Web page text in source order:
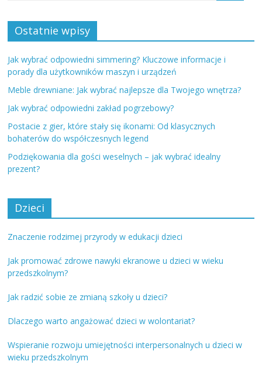
Ostatnie wpisy
Jak wybrać odpowiedni simmering? Kluczowe informacje i
porady dla użytkowników maszyn i urządzeń
Meble drewniane: Jak wybrać najlepsze dla Twojego wnętrza?
Jak wybrać odpowiedni zakład pogrzebowy?
Postacie z gier, które stały się ikonami: Od klasycznych
bohaterów do współczesnych legend
Podziękowania dla gości weselnych – jak wybrać idealny
prezent?
Dzieci
Znaczenie rodzimej przyrody w edukacji dzieci
Jak promować zdrowe nawyki ekranowe u dzieci w wieku
przedszkolnym?
Jak radzić sobie ze zmianą szkoły u dzieci?
Dlaczego warto angażować dzieci w wolontariat?
Wspieranie rozwoju umiejętności interpersonalnych u dzieci w
wieku przedszkolnym